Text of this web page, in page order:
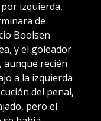
izquierda,
de
Boolsen
y el goleador
aunque recién
a la izquierda
del penal,
pero el